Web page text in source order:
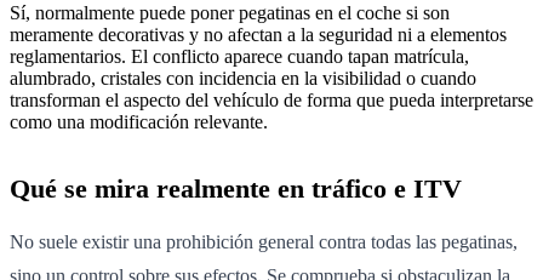
Sí, normalmente puede poner pegatinas en el coche si son
meramente decorativas y no afectan a la seguridad ni a elementos
reglamentarios. El conflicto aparece cuando tapan matrícula,
alumbrado, cristales con incidencia en la visibilidad o cuando
transforman el aspecto del vehículo de forma que pueda interpretarse
como una modificación relevante.
Qué se mira realmente en tráfico e ITV
No suele existir una prohibición general contra todas las pegatinas,
sino un control sobre sus efectos. Se comprueba si obstaculizan la